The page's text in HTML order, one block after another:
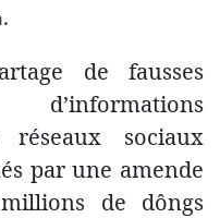
de fausses
sociaux
par une amende
de dôngs